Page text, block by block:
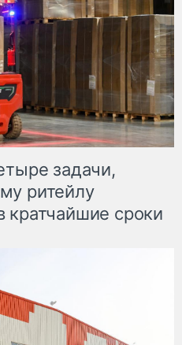
задачи,
ритейлу
кратчайшие сроки